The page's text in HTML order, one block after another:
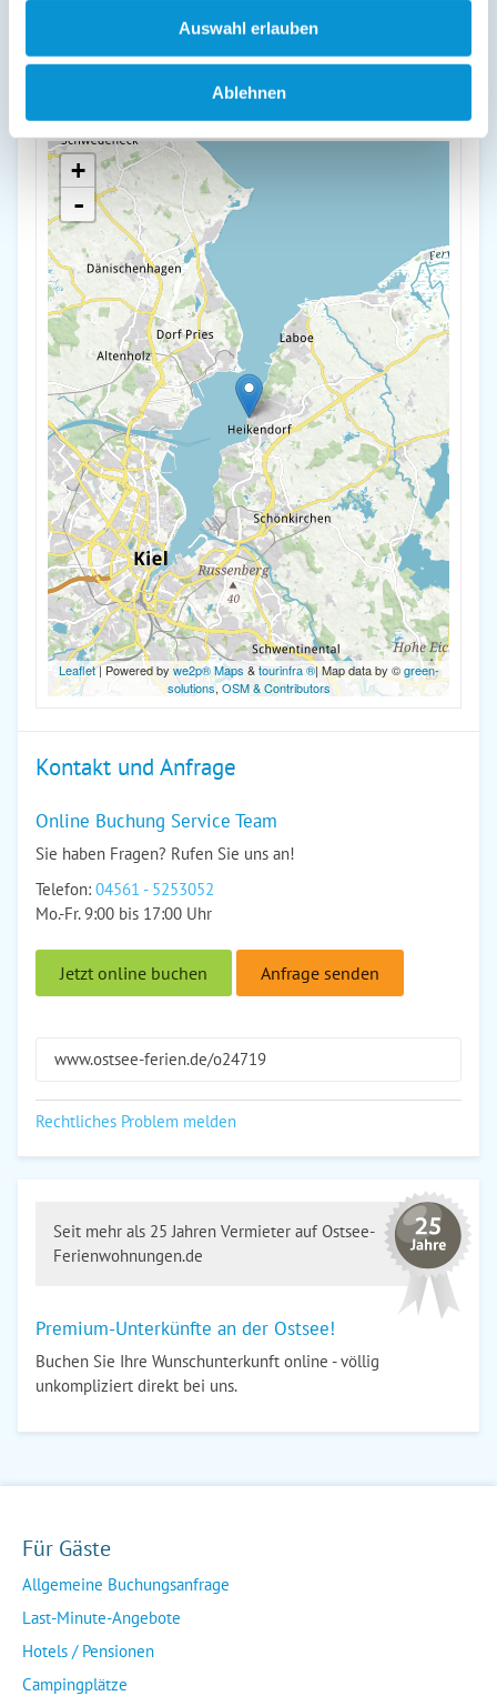
Auswahl erlauben
Ablehnen
+
-
Leaflet| Powered bywe2p® Maps &tourinfra ®| Map data by ©green-
solutions,OSM & Contributors
Kontakt und Anfrage
Online Buchung Service Team
Sie haben Fragen? Rufen Sie uns an!
Telefon: 04561 - 5253052
Mo.-Fr. 9:00 bis 17:00 Uhr
Jetzt online buchen Anfrage senden
www.ostsee-ferien.de/o24719
Rechtliches Problem melden
Seit mehr als 25 Jahren Vermieter auf Ostsee-
Ferienwohnungen.de
Premium-Unterkünfte an der Ostsee!
Buchen Sie Ihre Wunschunterkunft online - völlig
unkompliziert direkt bei uns.
Für Gäste
Allgemeine Buchungsanfrage
Last-Minute-Angebote
Hotels / Pensionen
Campingplätze